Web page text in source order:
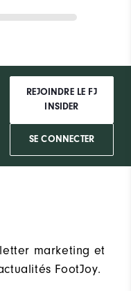
REJOINDRE LE FJ
INSIDER
SE CONNECTER
marketing et
FootJoy.